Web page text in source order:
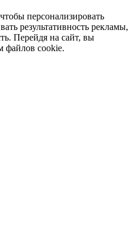
персонализировать
результативность рекламы,
Перейдя на сайт, вы
файлов cookie.